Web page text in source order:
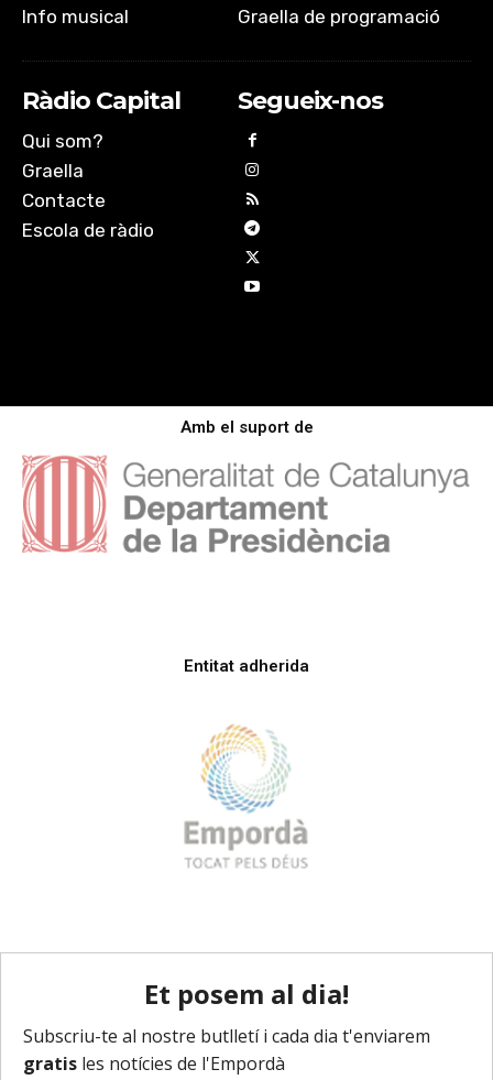
Info musical
Graella de programació
Ràdio Capital
Qui som?
Graella
Contacte
Escola de ràdio
Segueix-nos
Amb el suport de
Entitat adherida